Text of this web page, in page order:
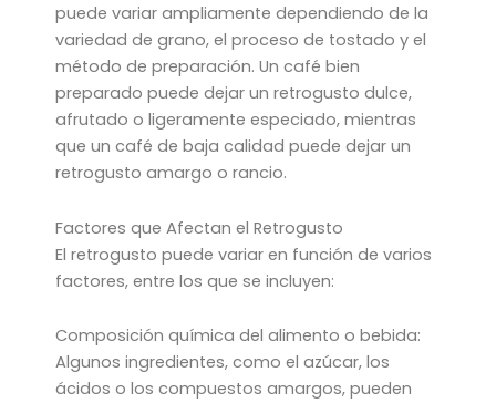
puede variar ampliamente dependiendo de la
variedad de grano, el proceso de tostado y el
método de preparación. Un café bien
preparado puede dejar un retrogusto dulce,
afrutado o ligeramente especiado, mientras
que un café de baja calidad puede dejar un
retrogusto amargo o rancio.
Factores que Afectan el Retrogusto
El retrogusto puede variar en función de varios
factores, entre los que se incluyen:
Composición química del alimento o bebida:
Algunos ingredientes, como el azúcar, los
ácidos o los compuestos amargos, pueden